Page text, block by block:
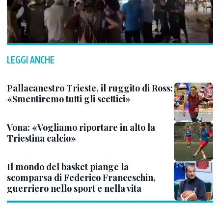
LEGGI ANCHE
Pallacanestro Trieste, il ruggito di Ross:
«Smentiremo tutti gli scettici»
Vona: «Vogliamo riportare in alto la
Triestina calcio»
Il mondo del basket piange la
scomparsa di Federico Franceschin,
guerriero nello sport e nella vita